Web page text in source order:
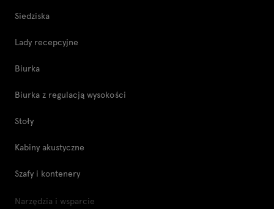
Siedziska
Lady recepcyjne
Biurka
Biurka z regulacją wysokości
Stoły
Kabiny akustyczne
Szafy i kontenery
Narzędzia i wsparcie